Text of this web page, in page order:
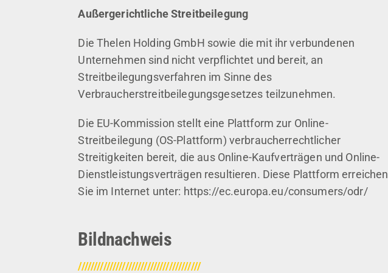
Außergerichtliche Streitbeilegung
Die Thelen Holding GmbH sowie die mit ihr verbundenen
Unternehmen sind nicht verpflichtet und bereit, an
Streitbeilegungsverfahren im Sinne des
Verbraucherstreitbeilegungsgesetzes teilzunehmen.
Die EU-Kommission stellt eine Plattform zur Online-
Streitbeilegung (OS-Plattform) verbraucherrechtlicher
Streitigkeiten bereit, die aus Online-Kaufverträgen und Online-
Dienstleistungsverträgen resultieren. Diese Plattform erreichen
Sie im Internet unter: https://ec.europa.eu/consumers/odr/
Bildnachweis
///////////////////////////////////////